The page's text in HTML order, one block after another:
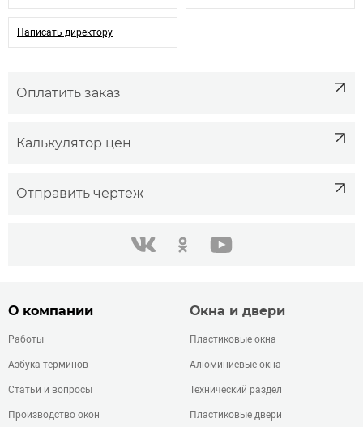
Написать директору
Оплатить заказ
Калькулятор цен
Отправить чертеж
в контакте одноклассники youtube
О компании
Работы
Азбука терминов
Статьи и вопросы
Производство окон
Окна и двери
Пластиковые окна
Алюминиевые окна
Технический раздел
Пластиковые двери